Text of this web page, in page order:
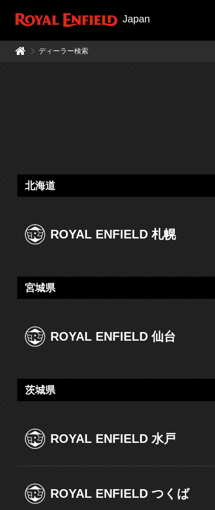
Japan
ディーラー検索
北海道
ROYAL ENFIELD 札幌
宮城県
ROYAL ENFIELD 仙台
茨城県
ROYAL ENFIELD 水戸
ROYAL ENFIELD つくば